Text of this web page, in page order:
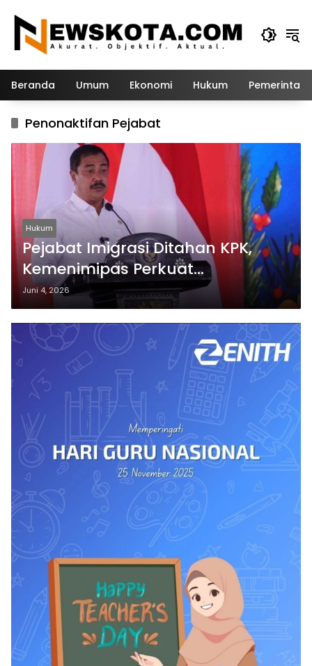
konten
Beranda Umum Ekonomi Hukum
Penonaktifan Pejabat
Hukum
Pejabat Imigrasi Ditahan KPK,
Kemenimipas Perkuat
Transparansi dan Akuntabilitas
Juni 4, 2026